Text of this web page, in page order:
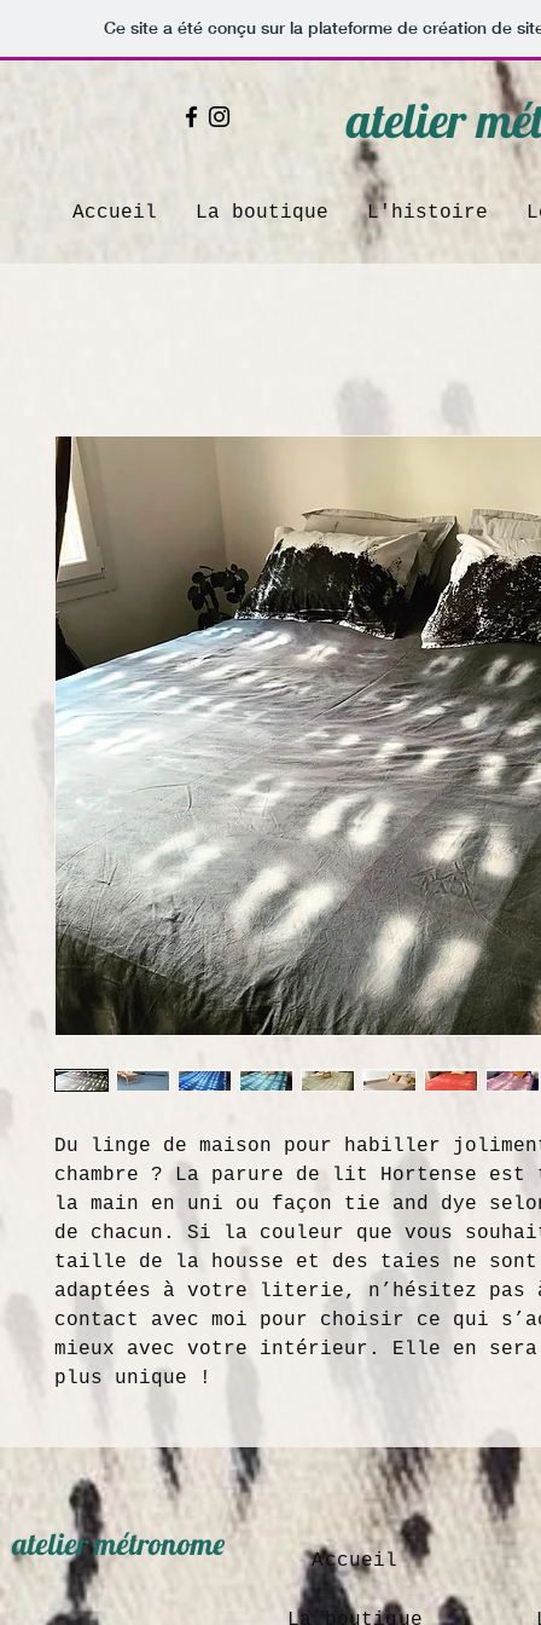
Ce site a été conçu sur la plateforme de création de
atelier
Accueil La boutique L'histoire
Du linge de maison pour habiller
chambre ? La parure de lit Hortense est
la main en uni ou façon tie and dye
de chacun. Si la couleur que vous
taille de la housse et des taies ne sont
adaptées à votre literie, n’hésitez pas
contact avec moi pour choisir ce qui
mieux avec votre intérieur. Elle en sera
plus unique !
atelier métronome Accueil
La boutique